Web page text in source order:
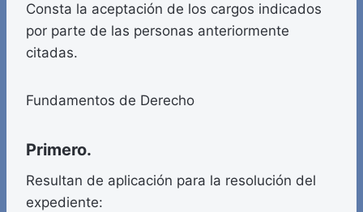
Consta la aceptación de los cargos indicados
por parte de las personas anteriormente
citadas.
Fundamentos de Derecho
Primero.
Resultan de aplicación para la resolución del
expediente: